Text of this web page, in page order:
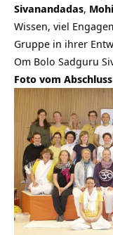
Sivanandadas,
Wissen, viel
Gruppe in ihrer
Om Bolo Sadguru
Foto vom Abschluss